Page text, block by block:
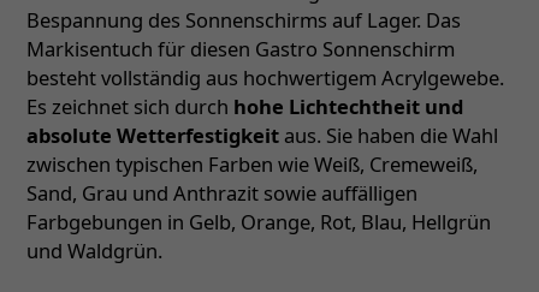
Bespannung des Sonnenschirms auf Lager. Das
Markisentuch für diesen Gastro Sonnenschirm
besteht vollständig aus hochwertigem Acrylgewebe.
Es zeichnet sich durch hohe Lichtechtheit und
absolute Wetterfestigkeit aus. Sie haben die Wahl
zwischen typischen Farben wie Weiß, Cremeweiß,
Sand, Grau und Anthrazit sowie auffälligen
Farbgebungen in Gelb, Orange, Rot, Blau, Hellgrün
und Waldgrün.